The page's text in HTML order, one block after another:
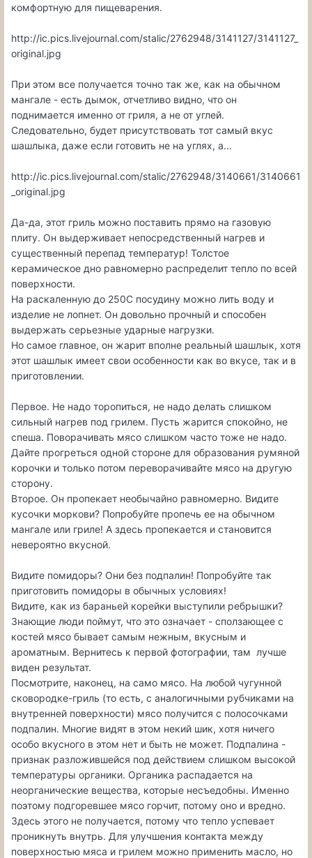
комфортную для пищеварения.
http://ic.pics.livejournal.com/stalic/2762948/3141127/3141127_
original.jpg
При этом все получается точно так же, как на обычном
мангале - есть дымок, отчетливо видно, что он
поднимается именно от гриля, а не от углей.
Следовательно, будет присутствовать тот самый вкус
шашлыка, даже если готовить не на углях, а...
http://ic.pics.livejournal.com/stalic/2762948/3140661/3140661
_original.jpg
Да-да, этот гриль можно поставить прямо на газовую
плиту. Он выдерживает непосредственный нагрев и
существенный перепад температур! Толстое
керамическое дно равномерно распределит тепло по всей
поверхности.
На раскаленную до 250С посудину можно лить воду и
изделие не лопнет. Он довольно прочный и способен
выдержать серьезные ударные нагрузки.
Но самое главное, он жарит вполне реальный шашлык, хотя
этот шашлык имеет свои особенности как во вкусе, так и в
приготовлении.
Первое. Не надо торопиться, не надо делать слишком
сильный нагрев под грилем. Пусть жарится спокойно, не
спеша. Поворачивать мясо слишком часто тоже не надо.
Дайте прогреться одной стороне для образования румяной
корочки и только потом переворачивайте мясо на другую
сторону.
Второе. Он пропекает необычайно равномерно. Видите
кусочки моркови? Попробуйте пропечь ее на обычном
мангале или гриле! А здесь пропекается и становится
невероятно вкусной.
Видите помидоры? Они без подпалин! Попробуйте так
приготовить помидоры в обычных условиях!
Видите, как из бараньей корейки выступили ребрышки?
Знающие люди поймут, что это означает - сползающее с
костей мясо бывает самым нежным, вкусным и
ароматным. Вернитесь к первой фотографии, там лучше
виден результат.
Посмотрите, наконец, на само мясо. На любой чугунной
сковородке-гриль (то есть, с аналогичными рубчиками на
внутренней поверхности) мясо получится с полосочками
подпалин. Многие видят в этом некий шик, хотя ничего
особо вкусного в этом нет и быть не может. Подпалина -
признак разложившейся под действием слишком высокой
температуры органики. Органика распадается на
неорганические вещества, которые несъедобны. Именно
поэтому подгоревшее мясо горчит, потому оно и вредно.
Здесь этого не получается, потому что тепло успевает
проникнуть внутрь. Для улучшения контакта между
поверхностью мяса и грилем можно применить масло, но